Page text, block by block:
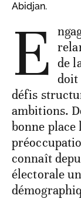
Abidjan.
E de
doit
défis
ambitions.
bonne place
connaît
électorale